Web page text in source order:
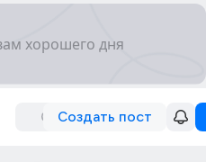
Создать пост